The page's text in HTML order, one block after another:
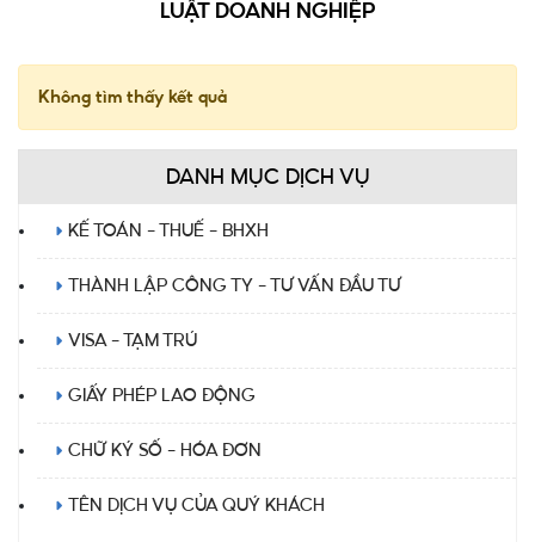
LUẬT DOANH NGHIỆP
Không tìm thấy kết quả
DANH MỤC DỊCH VỤ
KẾ TOÁN - THUẾ - BHXH
THÀNH LẬP CÔNG TY - TƯ VẤN ĐẦU TƯ
VISA - TẠM TRÚ
GIẤY PHÉP LAO ĐỘNG
CHỮ KÝ SỐ - HÓA ĐƠN
TÊN DỊCH VỤ CỦA QUÝ KHÁCH